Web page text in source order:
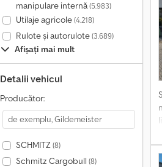
manipulare internă(5.983)
Utilaje agricole(4.218)
Rulote și autorulote(3.689)
Afișați mai mult
Detalii vehicul
Producător:
SCHMITZ(8)
Schmitz Cargobull (8)